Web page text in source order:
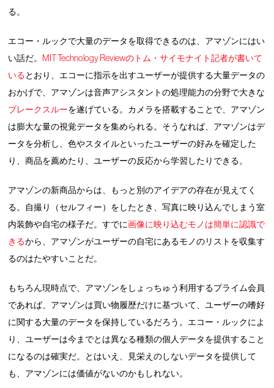
る。
エコー・ルックで大量のデータを取得できるのは、アマゾンにはい
い話だ。 MIT Technology Reviewのトム・サイモナイト記者が書いて
いるとおり、エコーに指示を出すユーザーが提供する大量データの
おかげで、アマゾンは音声アシスタントの処理能力の分野で大きな
ブレークスルーを遂げている。カメラを搭載することで、アマゾン
は膨大な量の視覚データを集められる。そうなれば、アマゾンはデ
ータを分析し、色やスタイルといったユーザーの好みを確定した
り、商品を薦めたり、ユーザーの反応から学習したりできる。
アマゾンの新商品からは、もっと別のアイデアの存在が見えてく
る。自撮り（セルフィー）をしたとき、写真に映り込んでしまう室
内装飾や自宅の様子だ。すでに画像に映り込むモノは簡単に認識で
きるから、アマゾンがユーザーの自宅にあるモノのリストを収集す
るのはたやすいことだ。
もちろん現時点で、アマゾンをしょっちゅう利用するプライム会員
であれば、アマゾンは買い物履歴だけに基づいて、ユーザーの嗜好
に関する大量のデータを保持しているだろう。エコー・ルックによ
り、ユーザーは今までとは異なる種類の個人データを提供すること
になるのは確実だ。とはいえ、見栄えのしないデータを提供して
も、アマゾンには価値がないのかもしれない。